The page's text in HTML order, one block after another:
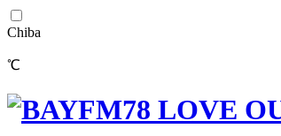
Chiba
℃